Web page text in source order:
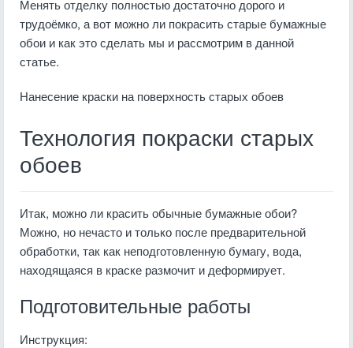
Менять отделку полностью достаточно дорого и
трудоёмко, а вот можно ли покрасить старые бумажные
обои и как это сделать мы и рассмотрим в данной
статье.
Нанесение краски на поверхность старых обоев
Технология покраски старых
обоев
Итак, можно ли красить обычные бумажные обои?
Можно, но нечасто и только после предварительной
обработки, так как неподготовленную бумагу, вода,
находящаяся в краске размочит и деформирует.
Подготовительные работы
Инструкция: